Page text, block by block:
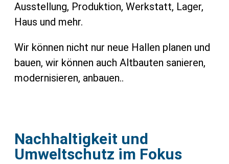
Ausstellung, Produktion, Werkstatt, Lager,
Haus und mehr.
Wir können nicht nur neue Hallen planen und
bauen, wir können auch Altbauten sanieren,
modernisieren, anbauen..
Nachhaltigkeit und
Umweltschutz im Fokus